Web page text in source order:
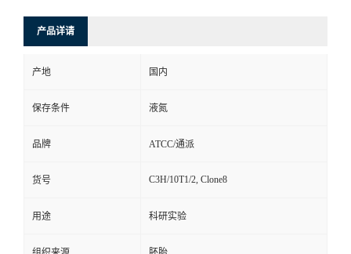
产品详请
产地 国内
保存条件 液氮
品牌 ATCC/通派
货号 C3H/10T1/2, Clone8
用途 科研实验